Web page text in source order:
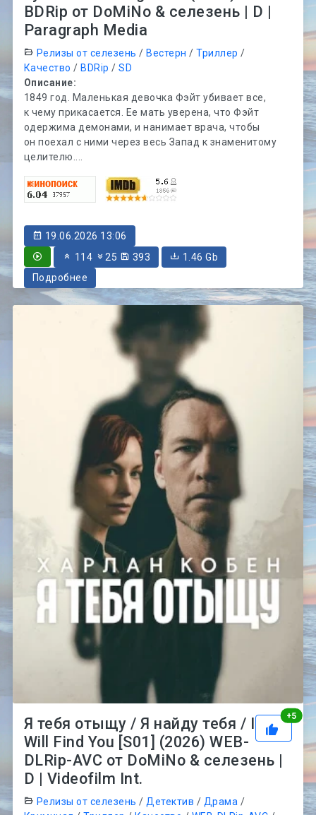
BDRip от DoMiNo & селезень | D |
Paragraph Media
Релизы от селезень / Вестерн /Триллер /
Качество / BDRip /SD
Описание:
1849 год. Маленькая девочка Фэйт убивает все,
к чему прикасается. Ее мать уверена, что Фэйт
одержима демонами, и нанимает врача, чтобы
он поехал с ними через весь Запад к знаменитому
целителю....
19.06.2026 13:06
114
25 393
1.46 Gb
Подробнее
+5
Я тебя отыщу / Я найду тебя / I
Will Find You [S01] (2026) WEB-
DLRip-AVC от DoMiNo & селезень |
D | Videofilm Int.
Релизы от селезень /Детектив / Драма /